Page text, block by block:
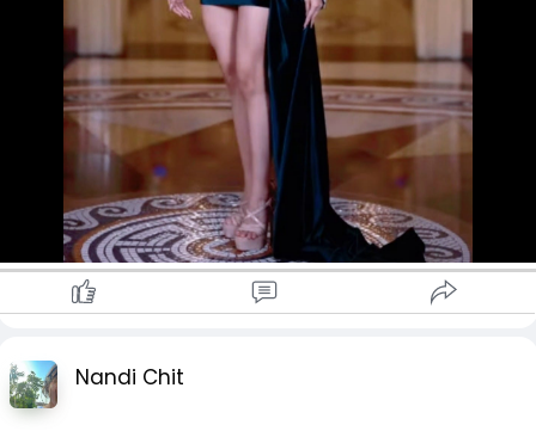
Nandi Chit